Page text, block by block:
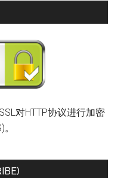
对HTTP协议进行加密